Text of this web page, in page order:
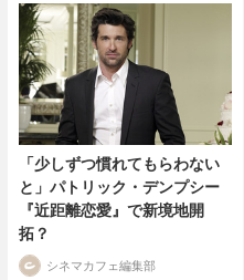
「少しずつ慣れてもらわない
と」パトリック・デンプシー
『近距離恋愛』で新境地開
拓？
シネマカフェ編集部